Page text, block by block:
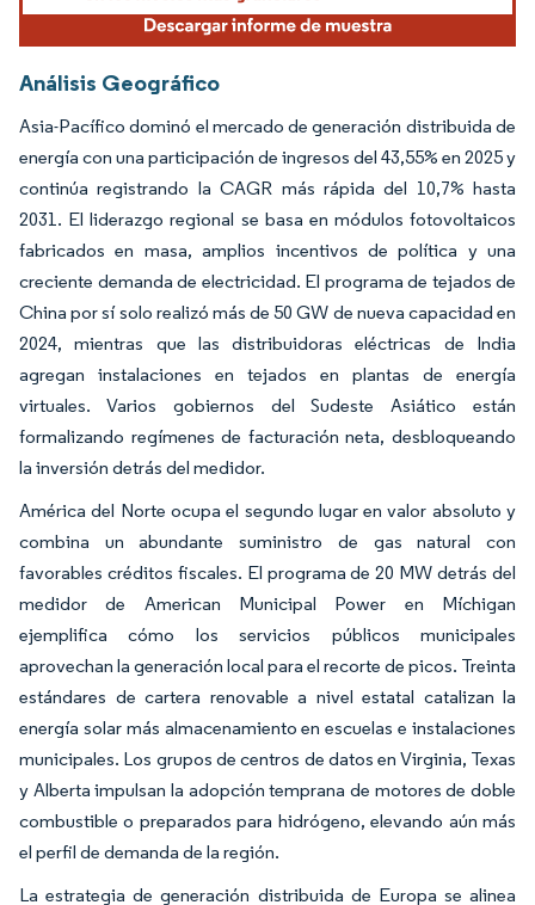
Análisis Geográfico
Asia-Pacífico dominó el mercado de generación distribuida de
energía con una participación de ingresos del 43,55% en 2025 y
continúa registrando la CAGR más rápida del 10,7% hasta
2031. El liderazgo regional se basa en módulos fotovoltaicos
fabricados en masa, amplios incentivos de política y una
creciente demanda de electricidad. El programa de tejados de
China por sí solo realizó más de 50 GW de nueva capacidad en
2024, mientras que las distribuidoras eléctricas de India
agregan instalaciones en tejados en plantas de energía
virtuales. Varios gobiernos del Sudeste Asiático están
formalizando regímenes de facturación neta, desbloqueando
la inversión detrás del medidor.
América del Norte ocupa el segundo lugar en valor absoluto y
combina un abundante suministro de gas natural con
favorables créditos fiscales. El programa de 20 MW detrás del
medidor de American Municipal Power en Míchigan
ejemplifica cómo los servicios públicos municipales
aprovechan la generación local para el recorte de picos. Treinta
estándares de cartera renovable a nivel estatal catalizan la
energía solar más almacenamiento en escuelas e instalaciones
municipales. Los grupos de centros de datos en Virginia, Texas
y Alberta impulsan la adopción temprana de motores de doble
combustible o preparados para hidrógeno, elevando aún más
el perfil de demanda de la región.
La estrategia de generación distribuida de Europa se alinea